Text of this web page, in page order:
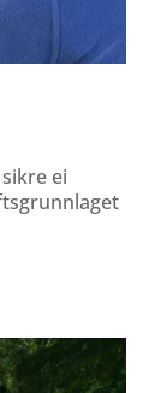
ei